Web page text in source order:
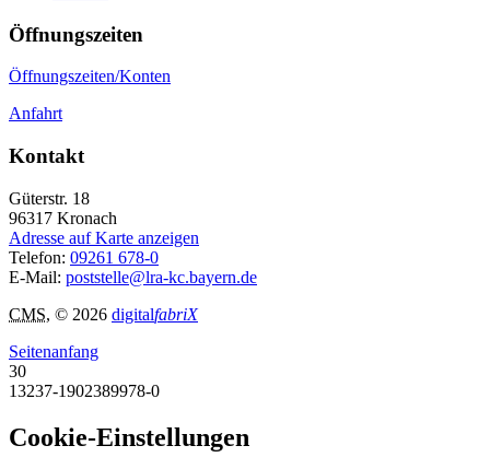
Öffnungszeiten
Öffnungszeiten/Konten
Anfahrt
Kontakt
Güterstr. 18
96317 Kronach
Adresse auf Karte anzeigen
Telefon: 09261 678-0
E-Mail: poststelle@lra-kc.bayern.de
CMS, © 2026 digitalfabriX
Seitenanfang
30
13237-1902389978-0
Cookie-Einstellungen